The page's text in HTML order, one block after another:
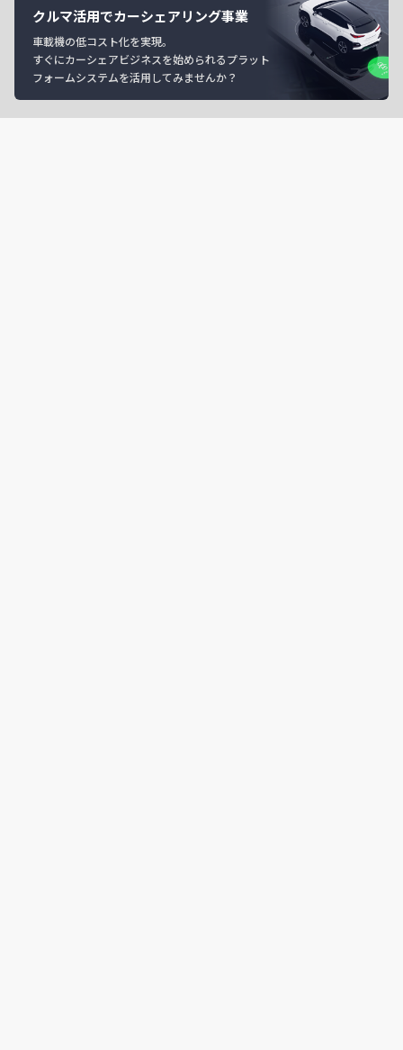
クルマ活用でカーシェアリング事業
車載機の低コスト化を実現。
すぐにカーシェアビジネスを始められるプラット
フォームシステムを活用してみませんか？